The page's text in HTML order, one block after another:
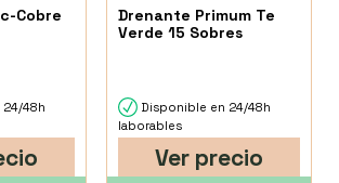
Cobre
48h
Drenante Primum Te
Verde 15 Sobres
Disponible en 24/48h
laborables
Ver precio